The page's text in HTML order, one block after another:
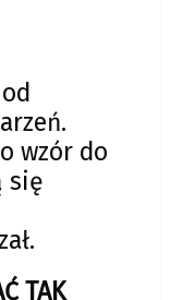
wzór do
się
TAK